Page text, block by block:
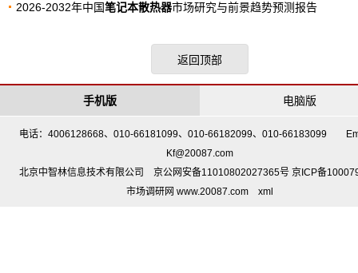
2026-2032年中国笔记本散热器市场研究与前景趋势预测报告
返回顶部
电脑版
手机版
电话：4006128668、010-66181099、010-66182099、010-66183099
Kf@20087.com
北京中智林信息技术有限公司 京公网安备11010802027365号 京ICP备
市场调研网 www.20087.com
xml